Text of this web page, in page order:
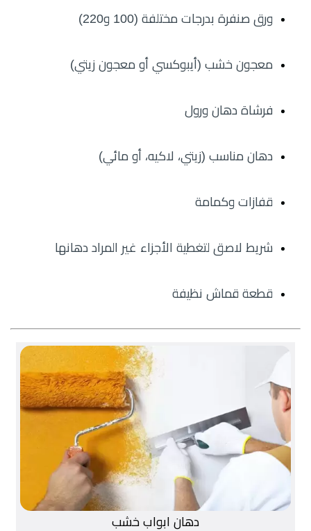
ورق صنفرة بدرجات مختلفة (100 و220)
معجون خشب (أيبوكسي أو معجون زيتي)
فرشاة دهان ورول
دهان مناسب (زيتي، لاكيه، أو مائي)
قفازات وكمامة
شريط لاصق لتغطية الأجزاء غير المراد دهانها
قطعة قماش نظيفة
دهان ابواب خشب